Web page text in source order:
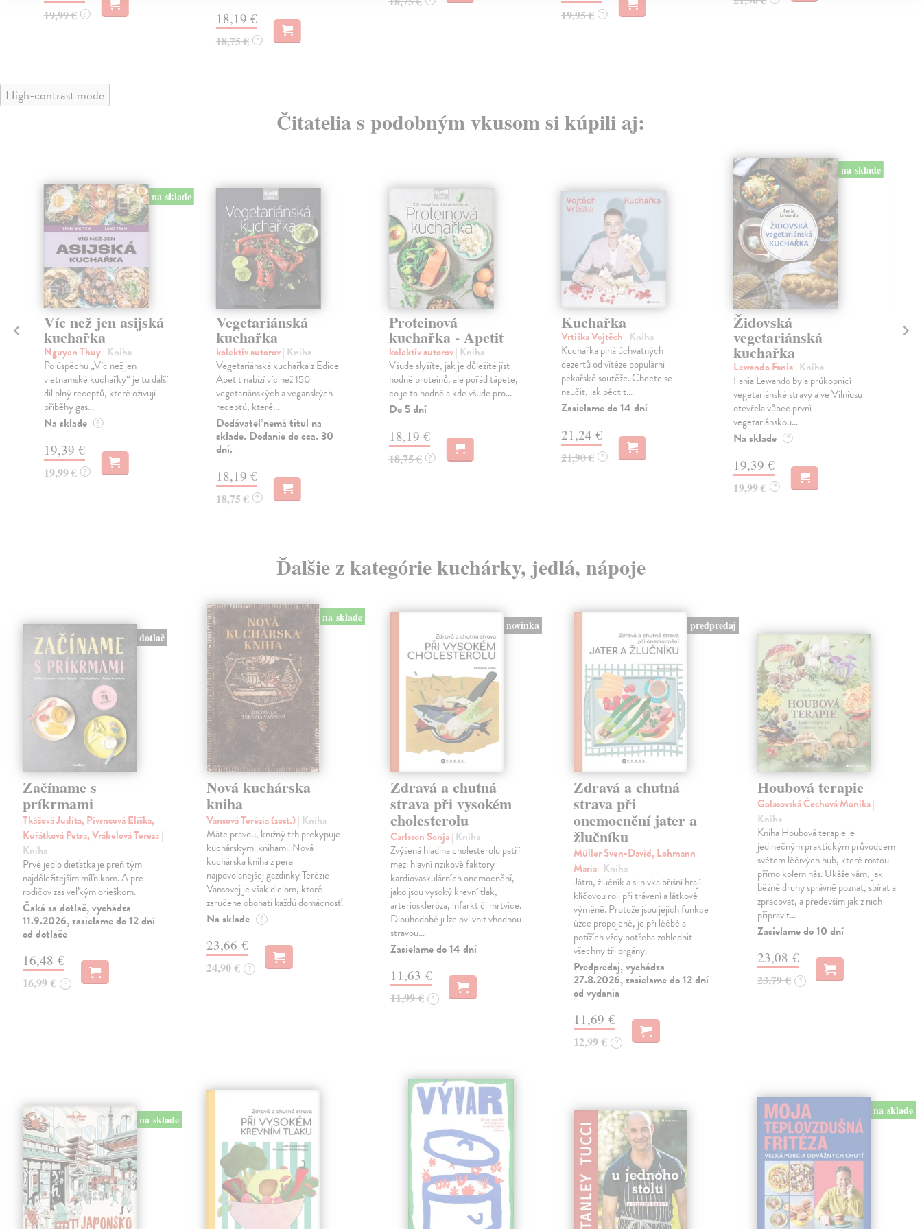
19,99 € ? 18,19 €
18,75 € ?
19,95 € ?
High-contrast mode
Čitatelia s podobným vkusom si kúpili aj:
na sklade
Víc než jen asijská
kuchařka
Nguyen Thuy| Kniha
Po úspěchu „Víc než jen
vietnamské kuchařky“ je tu další
díl plný receptů, které oživují
příběhy gas...
Na sklade ?
19,39 €
19,99 € ?
Vegetariánská
kuchařka
kolektív autorov| Kniha
Vegetariánská kuchařka z Edice
Apetit nabízí víc než 150
vegetariánských a veganských
receptů, které...
Dodávateľ nemá titul na
sklade. Dodanie do cca. 30
dní.
18,19 €
18,75 € ?
Proteinová
kuchařka - Apetit
kolektív autorov| Kniha
Všude slyšíte, jak je důležité jíst
hodně proteinů, ale pořád tápete,
co je to hodně a kde všude pro...
Do 5 dní
18,19 €
18,75 € ?
Kuchařka
Vrtiška Vojtěch | Kniha
Kuchařka plná úchvatných
dezertů od vítěze populární
pekařské soutěže. Chcete se
naučit, jak péct t...
Zasielame do 14 dní
21,24 €
21,90 € ?
na sklade
Židovská
vegetariánská
kuchařka
Lewando Fania| Kniha
Fania Lewando byla průkopnicí
vegetariánské stravy a ve Vilniusu
otevřela vůbec první
vegetariánskou...
Na sklade ?
19,39 €
19,99 € ?
Ďalšie z kategórie kuchárky, jedlá, nápoje
dotlač
Začíname s
príkrmami
Tkáčová Judita, Pivrncová Eliška,
Kuřátková Petra, Vrábelová Tereza|
Kniha
Prvé jedlo dieťatka je preň tým
najdôležitejším míľnikom. A pre
rodičov zas veľkým orieškom.
Čaká sa dotlač, vychádza
11.9.2026, zasielame do 12 dní
od dotlače
16,48 €
16,99 € ?
na sklade
Nová kuchárska
kniha
Vansová Terézia (zost.)| Kniha
Máte pravdu, knižný trh prekypuje
kuchárskymi knihami. Nová
kuchárska kniha z pera
najpovolanejšej gazdinky Terézie
Vansovej je však dielom, ktoré
zaručene obohatí každú domácnosť.
Na sklade ?
23,66 €
24,90 € ?
novinka
Zdravá a chutná
strava při vysokém
cholesterolu
Carlsson Sonja| Kniha
Zvýšená hladina cholesterolu patří
mezi hlavní rizikové faktory
kardiovaskulárních onemocnění,
jako jsou vysoký krevní tlak,
arterioskleróza, infarkt či mrtvice.
Dlouhodobě ji lze ovlivnit vhodnou
stravou…
Zasielame do 14 dní
11,63 €
11,99 € ?
predpredaj
Zdravá a chutná
strava při
onemocnění jater a
žlučníku
Müller Sven-David, Lohmann
Maria| Kniha
Játra, žlučník a slinivka břišní hrají
klíčovou roli při trávení a látkové
výměně. Protože jsou jejich funkce
úzce propojené, je při léčbě a
potížích vždy potřeba zohlednit
všechny tři orgány.
Predpredaj, vychádza
27.8.2026, zasielame do 12 dní
od vydania
11,69 €
12,99 € ?
Houbová terapie
Golasovská Čechová Monika|
Kniha
Kniha Houbová terapie je
jedinečným praktickým průvodcem
světem léčivých hub, které rostou
přímo kolem nás. Ukáže vám, jak
běžné druhy správně poznat, sbírat a
zpracovat, a především jak z nich
připravit…
Zasielame do 10 dní
23,08 €
23,79 € ?
na sklade
na sklade